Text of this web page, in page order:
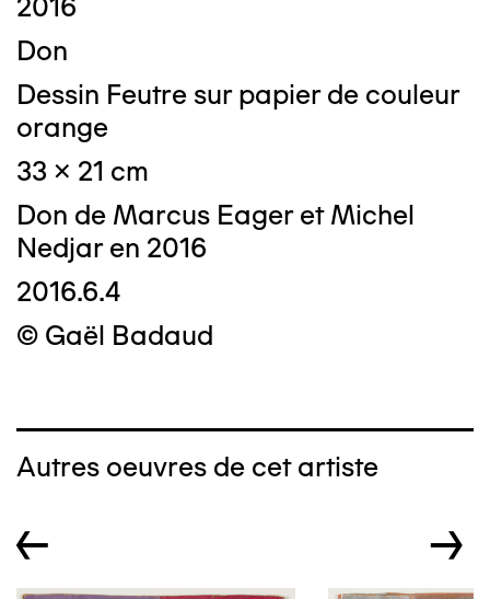
2016
Don
Dessin Feutre sur papier de couleur
orange
33 x 21 cm
Don de Marcus Eager et Michel
Nedjar en 2016
2016.6.4
© Gaël Badaud
Autres oeuvres de cet artiste
← →